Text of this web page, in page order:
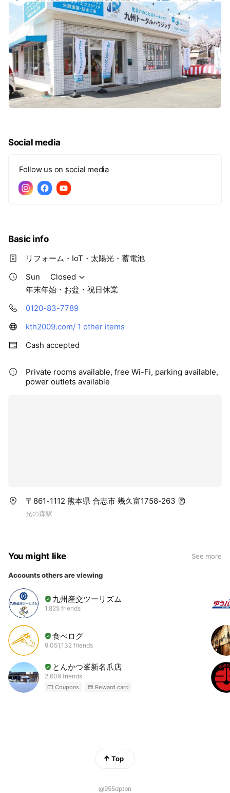
Social media
Follow us on social media
Basic info
リフォーム・IoT・太陽光・蓄電池
Sun
Closed
年末年始・お盆・祝日休業
0120-83-7789
kth2009.com/ 1 other items
Cash accepted
Private rooms available, free Wi-Fi, parking available,
power outlets available
〒861-1112 熊本県 合志市 幾久富1758-263
光の森駅
You might like See more
Accounts others are viewing
九州産交ツーリズム
1,825 friends
食べログ
9,051,132 friends
とんかつ峯新名爪店
2,609 friends
Coupons Reward card
Top
@955dptbn